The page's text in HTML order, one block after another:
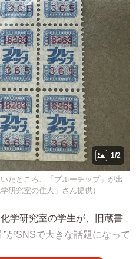
1/2
たところ、「ブルーチップ」が出
研究室の住人」さん提供）
学研究室の学生が、旧蔵書
がSNSで大きな話題になって